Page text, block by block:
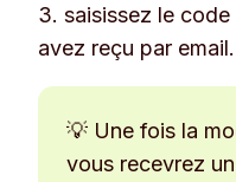
3. saisissez le
avez reçu par email.
💡 Une fois la
vous recevrez